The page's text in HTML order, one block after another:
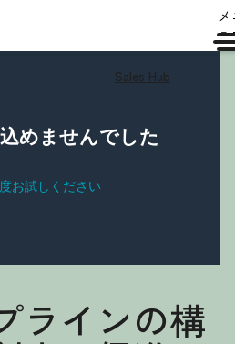
Sales Hub
ラインの構